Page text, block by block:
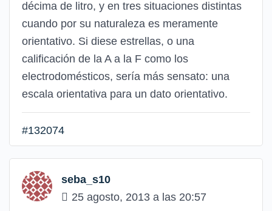
décima de litro, y en tres situaciones distintas
cuando por su naturaleza es meramente
orientativo. Si diese estrellas, o una
calificación de la A a la F como los
electrodomésticos, sería más sensato: una
escala orientativa para un dato orientativo.
#132074
seba_s10
25 agosto, 2013 a las 20:57